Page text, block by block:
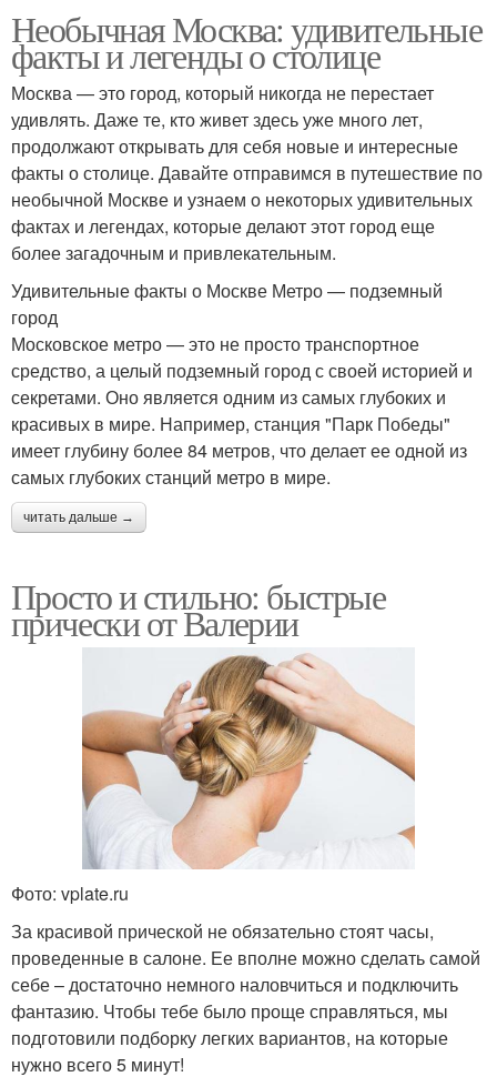
Необычная Москва: удивительные
факты и легенды о столице
Москва — это город, который никогда не перестает
удивлять. Даже те, кто живет здесь уже много лет,
продолжают открывать для себя новые и интересные
факты о столице. Давайте отправимся в путешествие по
необычной Москве и узнаем о некоторых удивительных
фактах и легендах, которые делают этот город еще
более загадочным и привлекательным.
Удивительные факты о Москве Метро — подземный
город
Московское метро — это не просто транспортное
средство, а целый подземный город с своей историей и
секретами. Оно является одним из самых глубоких и
красивых в мире. Например, станция "Парк Победы"
имеет глубину более 84 метров, что делает ее одной из
самых глубоких станций метро в мире.
читать дальше →
Просто и стильно: быстрые
прически от Валерии
Фото: vplate.ru
За красивой прической не обязательно стоят часы,
проведенные в салоне. Ее вполне можно сделать самой
себе – достаточно немного наловчиться и подключить
фантазию. Чтобы тебе было проще справляться, мы
подготовили подборку легких вариантов, на которые
нужно всего 5 минут!